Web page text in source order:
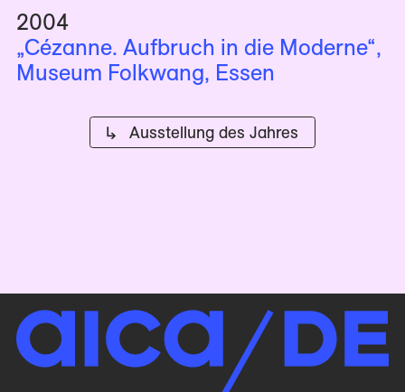
2004
„Cézanne. Aufbruch in die Moderne“,
Museum Folkwang, Essen
↳ Ausstellung des Jahres